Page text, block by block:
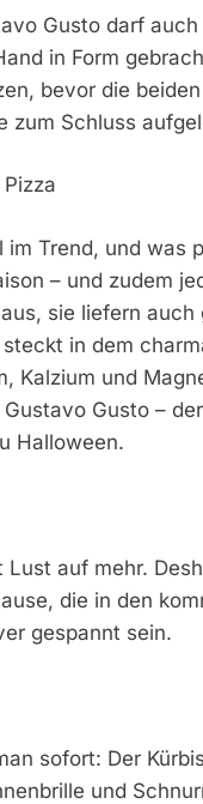
Gusto darf
in Form
bevor die
zum Schluss
Trend, und was
– und zudem
sie liefern
in dem
Kalzium und
Gusto –
Halloween.
Lust auf mehr.
die in den
gespannt sein.
sofort: Der
und